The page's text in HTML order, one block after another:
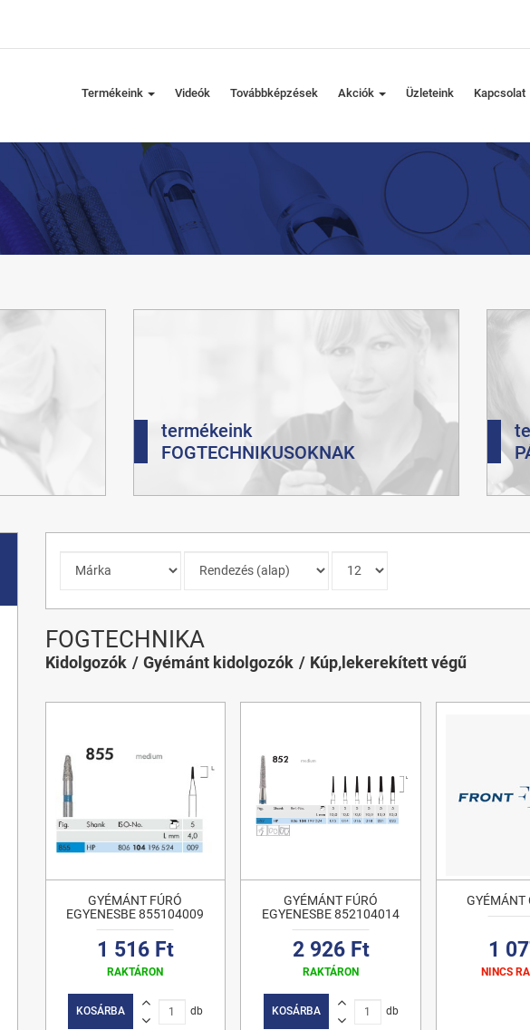
Termékeink Videók Továbbképzések Akciók Üzleteink Kapcsolat
termékeink
FOGTECHNIKUSOKNAK
FOGTECHNIKA
Kidolgozók Gyémánt kidolgozók Kúp,lekerekített végű
GYÉMÁNT FÚRÓ
EGYENESBE 855104009
1 516 Ft
RAKTÁRON
KOSÁRBA db
GYÉMÁNT FÚRÓ
EGYENESBE 852104014
2 926 Ft
RAKTÁRON
KOSÁRBA db
GYÉMÁNT
1
NINCS